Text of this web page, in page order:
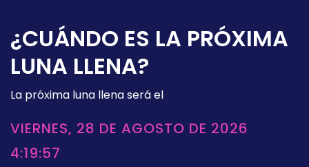
¿CUÁNDO ES LA PRÓXIMA
LUNA LLENA?
La próxima luna llena será el
VIERNES, 28 DE AGOSTO DE 2026
4:19:57